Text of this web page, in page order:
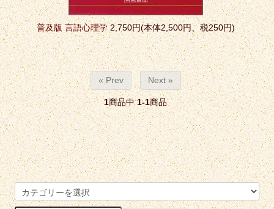
普及版 言語心理学2,750円(本体2,500円、税250円)
« Prev Next »
1商品中 1-1商品